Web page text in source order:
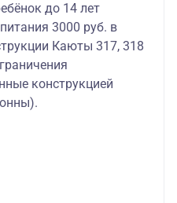
до 14 лет
3000 руб. в
Каюты 317, 318
конструкцией